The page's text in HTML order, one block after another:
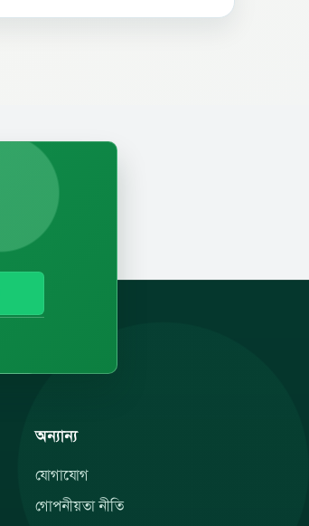
অন্যান্য
যোগাযোগ
গোপনীয়তা নীতি